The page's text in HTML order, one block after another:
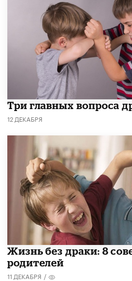
Три главных вопроса
12 ДЕКАБРЯ
Жизнь без драки: 8
родителей
11 ДЕКАБРЯ /